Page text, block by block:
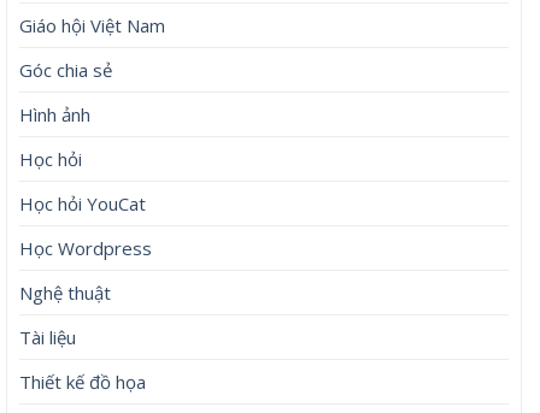
Giáo hội Việt Nam
Góc chia sẻ
Hình ảnh
Học hỏi
Học hỏi YouCat
Học Wordpress
Nghệ thuật
Tài liệu
Thiết kế đồ họa